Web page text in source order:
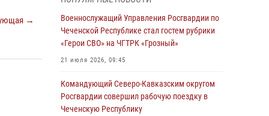
→
Командующий Северо-Кавказским округом
Росгвардии совершил рабочую поездку в
Чеченскую Республику
Военнослужащий Управления Росгвардии по
Чеченской Республике стал гостем рубрики
Военнослужащий Управления Росгвардии по
Чеченской Республике стал гостем рубрики
«Герои СВО» на ЧГТРК «Грозный»
21 июля 2026, 09:45
Командующий Северо-Кавказским округом
Росгвардии совершил рабочую поездку в
Чеченскую Республику